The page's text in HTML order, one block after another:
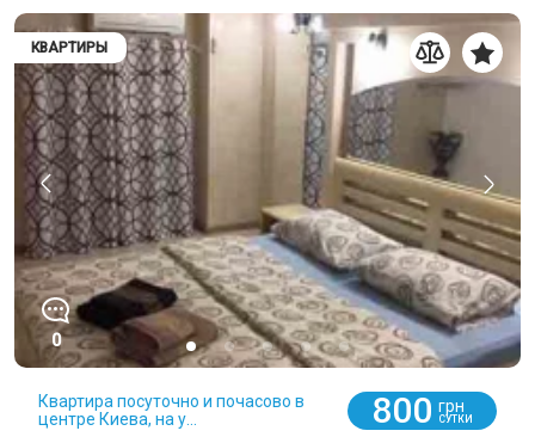
КВАРТИРЫ
0
Квартира посуточно и почасово в
центре Киева, на у...
800 грн
СУТКИ